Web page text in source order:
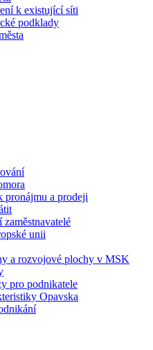
k existující síti
podklady
pronájmu a prodeji
unii
a rozvojové plochy v MSK
pro podnikatele
Opavska